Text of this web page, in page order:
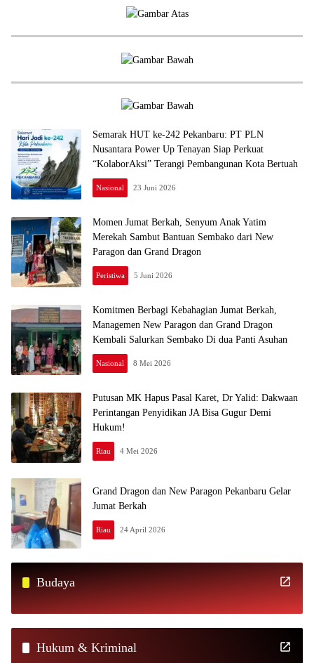
Semarak HUT ke-242 Pekanbaru: PT PLN
Nusantara Power Up Tenayan Siap Perkuat
“KolaborAksi” Terangi Pembangunan Kota Bertuah
Nasional 23 Juni 2026
Momen Jumat Berkah, Senyum Anak Yatim
Merekah Sambut Bantuan Sembako dari New
Paragon dan Grand Dragon
Peristiwa 5 Juni 2026
Komitmen Berbagi Kebahagian Jumat Berkah,
Managemen New Paragon dan Grand Dragon
Kembali Salurkan Sembako Di dua Panti Asuhan
Nasional 8 Mei 2026
Putusan MK Hapus Pasal Karet, Dr Yalid: Dakwaan
Perintangan Penyidikan JA Bisa Gugur Demi
Hukum!
Riau 4 Mei 2026
Grand Dragon dan New Paragon Pekanbaru Gelar
Jumat Berkah
Riau 24 April 2026
Budaya
Hukum & Kriminal